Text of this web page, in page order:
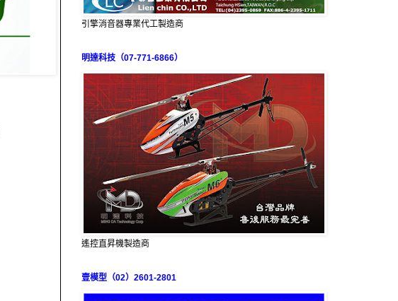
引擎消音器專業代工製造商
明達科技（07-771-6866）
遙控直昇機製造商
壹模型（02）2601-2801